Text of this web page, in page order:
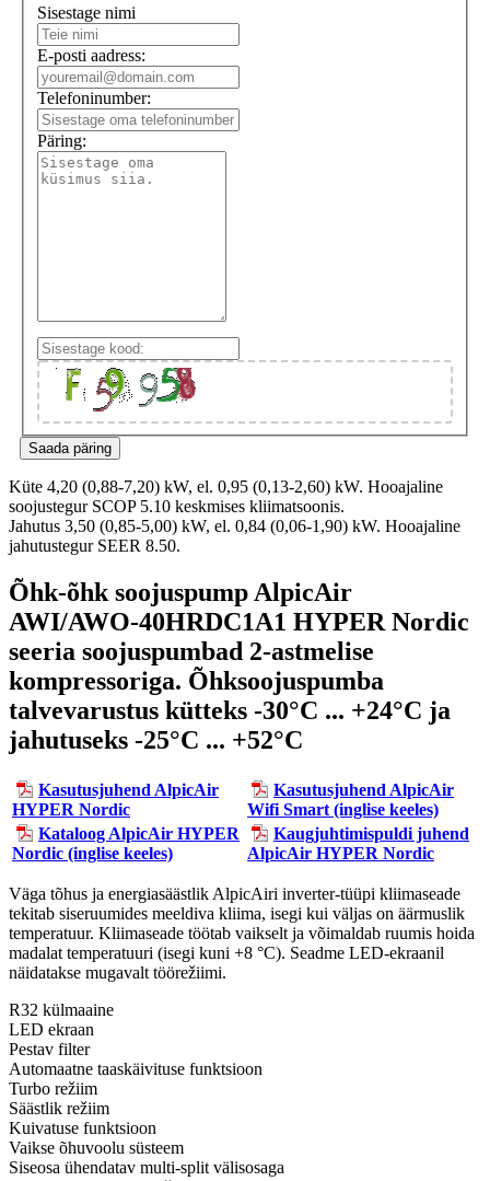
Sisestage nimi
E-posti aadress:
Telefoninumber:
Päring:
Küte 4,20 (0,88-7,20) kW, el. 0,95 (0,13-2,60) kW. Hooajaline
soojustegur SCOP 5.10 keskmises kliimatsoonis.
Jahutus 3,50 (0,85-5,00) kW, el. 0,84 (0,06-1,90) kW. Hooajaline
jahutustegur SEER 8.50.
Õhk-õhk soojuspump AlpicAir
AWI/AWO-40HRDC1A1 HYPER Nordic
seeria soojuspumbad 2-astmelise
kompressoriga. Õhksoojuspumba
talvevarustus kütteks -30°C ... +24°C ja
jahutuseks -25°C ... +52°C
Kasutusjuhend AlpicAir
HYPER Nordic
Kasutusjuhend AlpicAir
Wifi Smart (inglise keeles)
Kataloog AlpicAir HYPER
Nordic (inglise keeles)
Kaugjuhtimispuldi juhend
AlpicAir HYPER Nordic
Väga tõhus ja energiasäästlik AlpicAiri inverter-tüüpi kliimaseade
tekitab siseruumides meeldiva kliima, isegi kui väljas on äärmuslik
temperatuur. Kliimaseade töötab vaikselt ja võimaldab ruumis hoida
madalat temperatuuri (isegi kuni +8 °С). Seadme LED-ekraanil
näidatakse mugavalt töörežiimi.
R32 külmaaine
LED ekraan
Pestav filter
Automaatne taaskäivituse funktsioon
Turbo režiim
Säästlik režiim
Kuivatuse funktsioon
Vaikse õhuvoolu süsteem
Siseosa ühendatav multi-split välisosaga